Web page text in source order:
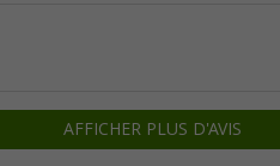
AFFICHER PLUS D'AVIS